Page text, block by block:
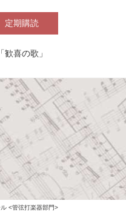
定期購読
喜の歌」
<管弦打楽器部門>